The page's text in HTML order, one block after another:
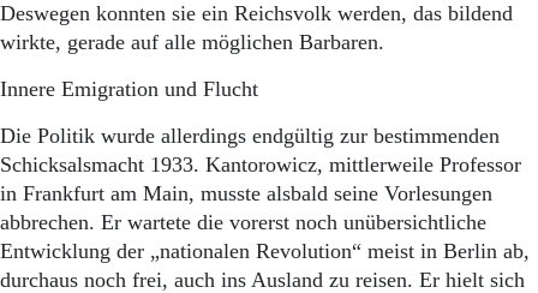
Deswegen konnten sie ein Reichsvolk werden, das bildend
wirkte, gerade auf alle möglichen Barbaren.
Innere Emigration und Flucht
Die Politik wurde allerdings endgültig zur bestimmenden
Schicksalsmacht 1933. Kantorowicz, mittlerweile Professor
in Frankfurt am Main, musste alsbald seine Vorlesungen
abbrechen. Er wartete die vorerst noch unübersichtliche
Entwicklung der „nationalen Revolution“ meist in Berlin ab,
durchaus noch frei, auch ins Ausland zu reisen. Er hielt sich